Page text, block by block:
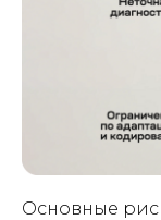
Основные